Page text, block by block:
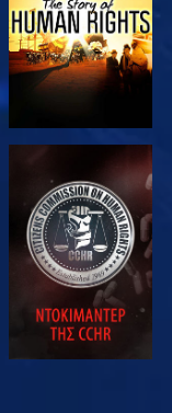
ΠΑΡΑΚΟΛΟΥΘΗΣΤΕ